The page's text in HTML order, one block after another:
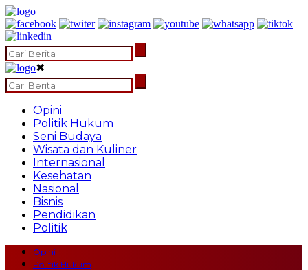
✖
Opini
Politik Hukum
Seni Budaya
Wisata dan Kuliner
Internasional
Kesehatan
Nasional
Bisnis
Pendidikan
Politik
Opini
Politik Hukum